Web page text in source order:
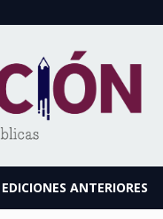
EDICIONES ANTERIORES